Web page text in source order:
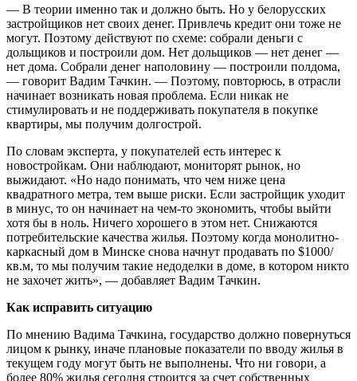
— В теории именно так и должно быть. Но у белорусских
застройщиков нет своих денег. Привлечь кредит они тоже не
могут. Поэтому действуют по схеме: собрали деньги с
дольщиков и построили дом. Нет дольщиков — нет денег —
нет дома. Собрали денег наполовину — построили полдома,
— говорит Вадим Тачкин. — Поэтому, повторюсь, в отрасли
начинает возникать новая проблема. Если никак не
стимулировать и не поддерживать покупателя в покупке
квартиры, мы получим долгострой.
По словам эксперта, у покупателей есть интерес к
новостройкам. Они наблюдают, мониторят рынок, но
выжидают. «Но надо понимать, что чем ниже цена
квадратного метра, тем выше риски. Если застройщик уходит
в минус, то он начинает на чем-то экономить, чтобы выйти
хотя бы в ноль. Ничего хорошего в этом нет. Снижаются
потребительские качества жилья. Поэтому когда монолитно-
каркасный дом в Минске снова начнут продавать по $1000/
кв.м, то мы получим такие недоделки в доме, в котором никто
не захочет жить», — добавляет Вадим Тачкин.
Как исправить ситуацию
По мнению Вадима Тачкина, государство должно повернуться
лицом к рынку, иначе плановые показатели по вводу жилья в
текущем году могут быть не выполнены. Что ни говори, а
более 80% жилья сегодня строится за счет собственных